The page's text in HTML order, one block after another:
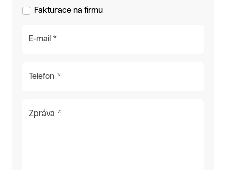
Fakturace na firmu
E-mail *
Telefon *
Zpráva *